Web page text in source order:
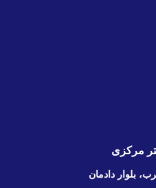
مرکزی
بلوار دادمان